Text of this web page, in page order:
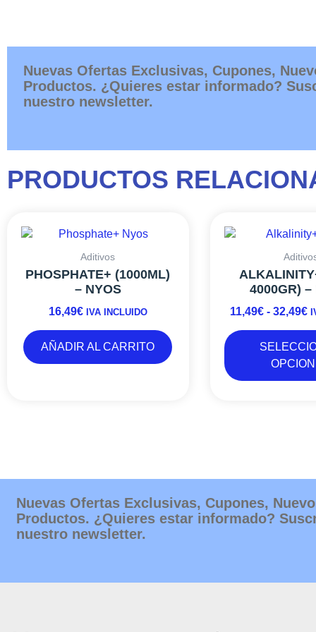
Nuevas Ofertas Exclusivas, Cupones,
Productos. ¿Quieres estar informado?
nuestro newsletter.
PRODUCTOS
Aditivos
PHOSPHATE+ (1000ML)
– NYOS
16,49€ IVA INCLUIDO
AÑADIR AL CARRITO
4000GR) –
11,49€ - 32,49€
Nuevas Ofertas Exclusivas, Cupones,
Productos. ¿Quieres estar informado?
nuestro newsletter.